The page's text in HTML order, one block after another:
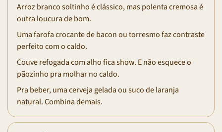
Arroz branco soltinho é clássico, mas polenta cremosa é
outra loucura de bom.
Uma farofa crocante de bacon ou torresmo faz contraste
perfeito com o caldo.
Couve refogada com alho fica show. E não esquece o
pãozinho pra molhar no caldo.
Pra beber, uma cerveja gelada ou suco de laranja
natural. Combina demais.